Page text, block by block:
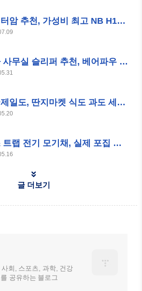
모니터암 추천, 가성비 최고 NB H100 최대 35인치 가능
남자 사무실 슬리퍼 추천, 베어파우 브랜드 제품
한국제일도, 딴지마켓 식도 과도 세트 구매 후기
픽스 트랩 전기 모기채, 실제 포집 효과 및 후기
글 더보기
회, 스포츠, 과학, 건강
공유하는 블로그